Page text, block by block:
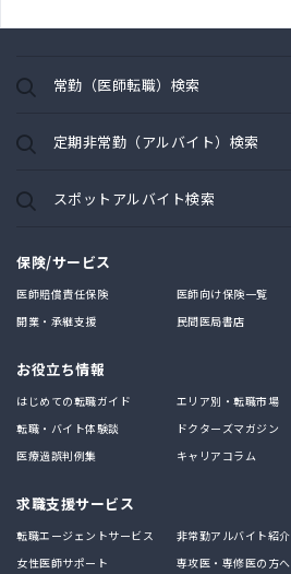
常勤（医師転職）検索
定期非常勤（アルバイト）検索
スポットアルバイト検索
保険/サービス
医師賠償責任保険
医師向け保険一覧
開業・承継支援
民間医局書店
お役立ち情報
はじめての転職ガイド
エリア別・転職市場
転職・バイト体験談
ドクターズマガジン
医療過誤判例集
キャリアコラム
求職支援サービス
転職エージェントサービス
非常勤アルバイト紹介
女性医師サポート
専攻医・専修医の方へ